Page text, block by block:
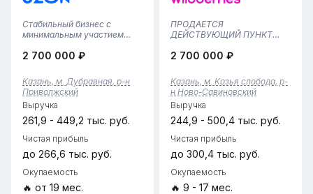
Стабильный бизнес с
минимальным участием
ПВЗ Wildberries и Ozon в
успешно работает уже год:
оборудование в отличном
состоянии, персонал обучен,
процессы по...
2 700 000 ₽
Казань, м. Дубравная, р-н
Приволжский
Выручка
261,9 - 449,2 тыс. руб.
Чистая прибыль
до 266,6 тыс. руб.
Окупаемость
🔥 от 19 мес.
ПРОДАЕТСЯ
ДЕЙСТВУЮЩИЙ ПУНКТ
WILDВERRIES (ВБ) В
приобретению полностью
готовый и активно
развивающийся пункт
выдачи заказов Wildberries,
расположенный в
динамично р...
2 700 000 ₽
Казань, м. Козья слобода, р-
н Ново-Савиновский
Выручка
244,9 - 500,4 тыс. руб.
Чистая прибыль
до 300,4 тыс. руб.
Окупаемость
🔥 9 - 17 мес.